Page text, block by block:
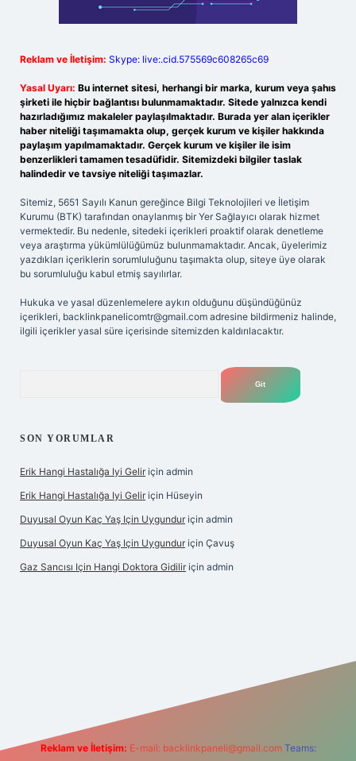
Reklam ve İletişim: Skype: live:.cid.575569c608265c69
Yasal Uyarı: Bu internet sitesi, herhangi bir marka, kurum veya şahıs
şirketi ile hiçbir bağlantısı bulunmamaktadır. Sitede yalnızca kendi
hazırladığımız makaleler paylaşılmaktadır. Burada yer alan içerikler
haber niteliği taşımamakta olup, gerçek kurum ve kişiler hakkında
paylaşım yapılmamaktadır. Gerçek kurum ve kişiler ile isim
benzerlikleri tamamen tesadüfidir. Sitemizdeki bilgiler taslak
halindedir ve tavsiye niteliği taşımazlar.
Sitemiz, 5651 Sayılı Kanun gereğince Bilgi Teknolojileri ve İletişim
Kurumu (BTK) tarafından onaylanmış bir Yer Sağlayıcı olarak hizmet
vermektedir. Bu nedenle, sitedeki içerikleri proaktif olarak denetleme
veya araştırma yükümlülüğümüz bulunmamaktadır. Ancak, üyelerimiz
yazdıkları içeriklerin sorumluluğunu taşımakta olup, siteye üye olarak
bu sorumluluğu kabul etmiş sayılırlar.
Hukuka ve yasal düzenlemelere aykırı olduğunu düşündüğünüz
içerikleri, backlinkpanelicomtr@gmail.com adresine bildirmeniz halinde,
ilgili içerikler yasal süre içerisinde sitemizden kaldırılacaktır.
SON YORUMLAR
Erik Hangi Hastalığa Iyi Gelir için admin
Erik Hangi Hastalığa Iyi Gelir için Hüseyin
Duyusal Oyun Kaç Yaş Için Uygundur için admin
Duyusal Oyun Kaç Yaş Için Uygundur için Çavuş
Gaz Sancısı Için Hangi Doktora Gidilir için admin
Reklam ve İletişim: E-mail: backlinkpaneli@gmail.com Teams: